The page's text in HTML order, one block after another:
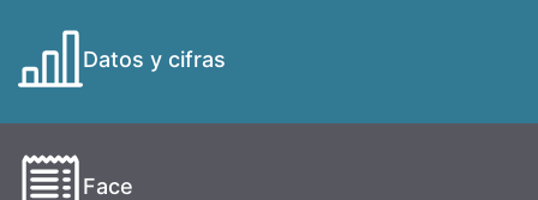
Datos y cifras
Face